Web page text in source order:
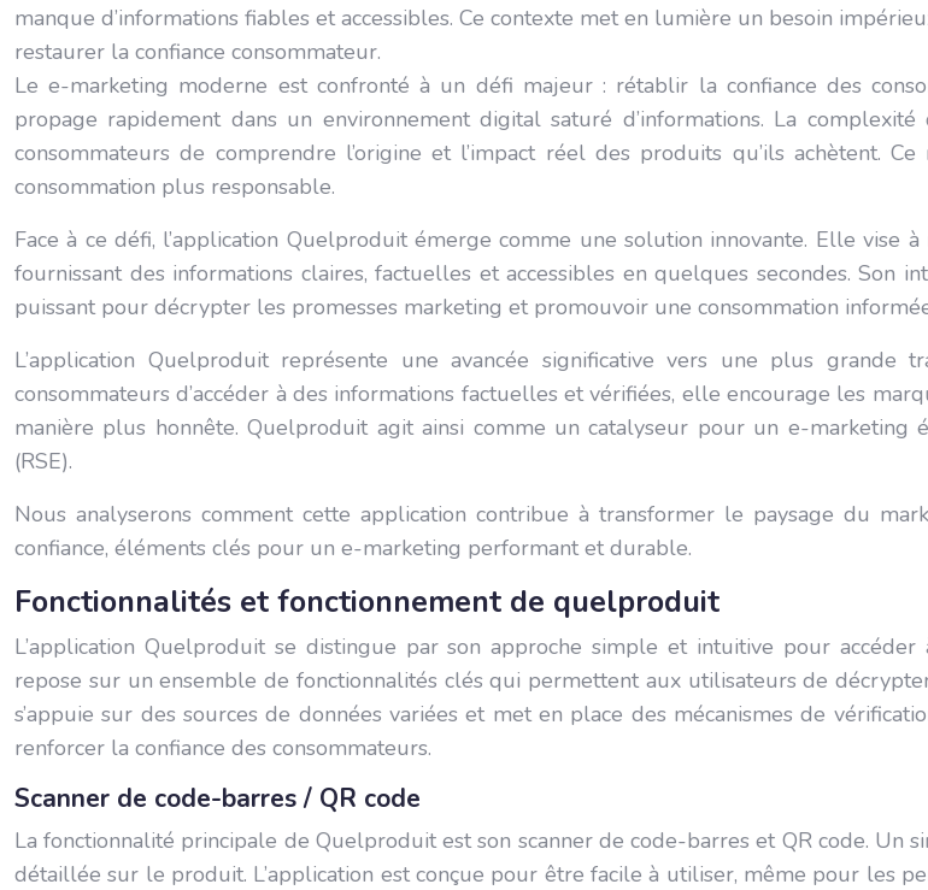
manque d’informations fiables et accessibles. Ce contexte met en lumière un besoin
restaurer la confiance consommateur.
Le e-marketing moderne est confronté à un défi majeur : rétablir la confiance des
propage rapidement dans un environnement digital saturé d’informations. La
consommateurs de comprendre l’origine et l’impact réel des produits qu’ils achètent.
consommation plus responsable.
Face à ce défi, l’application Quelproduit émerge comme une solution innovante. Elle
fournissant des informations claires, factuelles et accessibles en quelques secondes.
puissant pour décrypter les promesses marketing et promouvoir une consommation
L’application Quelproduit représente une avancée significative vers une plus grande
consommateurs d’accéder à des informations factuelles et vérifiées, elle encourage les
manière plus honnête. Quelproduit agit ainsi comme un catalyseur pour un e-
(RSE).
Nous analyserons comment cette application contribue à transformer le paysage du
confiance, éléments clés pour un e-marketing performant et durable.
Fonctionnalités et fonctionnement de quelproduit
L’application Quelproduit se distingue par son approche simple et intuitive pour
repose sur un ensemble de fonctionnalités clés qui permettent aux utilisateurs de
s’appuie sur des sources de données variées et met en place des mécanismes de
renforcer la confiance des consommateurs.
Scanner de code-barres / QR code
La fonctionnalité principale de Quelproduit est son scanner de code-barres et QR code. Un
détaillée sur le produit. L’application est conçue pour être facile à utiliser, même pour les